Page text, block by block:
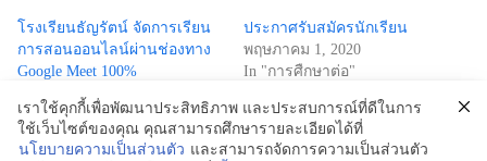
โรงเรียนธัญรัตน์ จัดการเรียน
การสอนออนไลน์ผ่านช่องทาง
Google Meet 100%
กรกฎาคม 13, 2021
In "การศืกษาต่อ"
ประกาศรับสมัครนักเรียน
พฤษภาคม 1, 2020
In "การศืกษาต่อ"
ประกาศโรงเรียนธัญรัตน์ แจ้ง
เราใช้คุกกี้เพื่อพัฒนาประสิทธิภาพ และประสบการณ์ที่ดีในการ
ใช้เว็บไซต์ของคุณ คุณสามารถศึกษารายละเอียดได้ที่
นโยบายความเป็นส่วนตัว และสามารถจัดการความเป็นส่วนตัว